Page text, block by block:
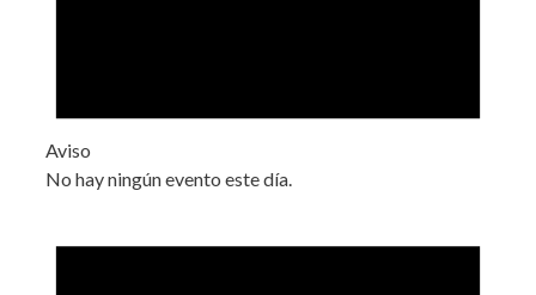
Aviso
No hay ningún evento este día.